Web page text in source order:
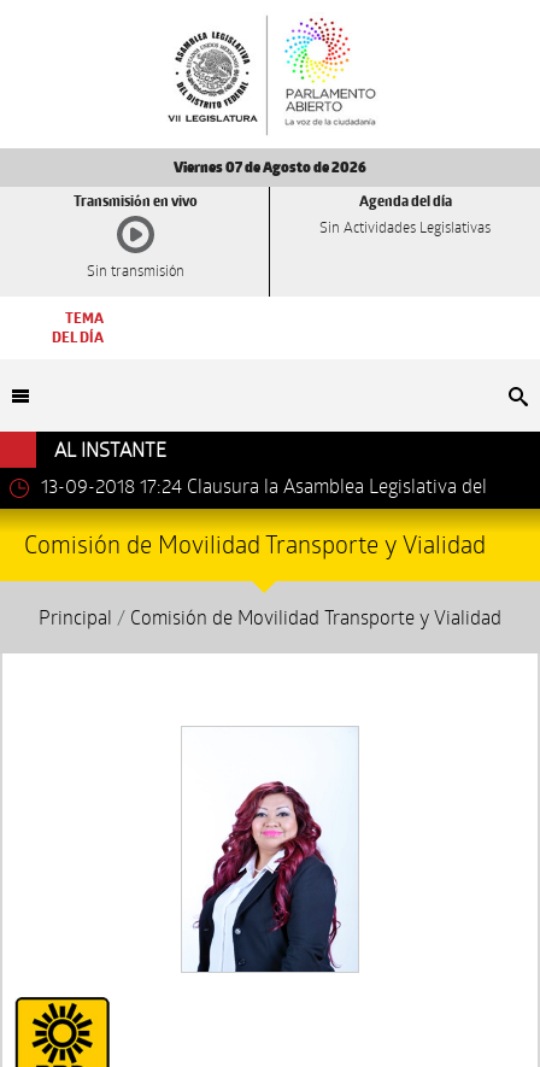
Viernes 07 de Agosto de 2026
Transmisión en vivo
Sin transmisión
Agenda del día
Sin Actividades Legislativas
TEMA
DEL DÍA
AL INSTANTE
13-09-2018 17:24 Clausura la Asamblea Legislativa del
Distrito Federal los trabajos de la VII Legislatura.
Comisión de Movilidad Transporte y Vialidad
Principal / Comisión de Movilidad Transporte y Vialidad